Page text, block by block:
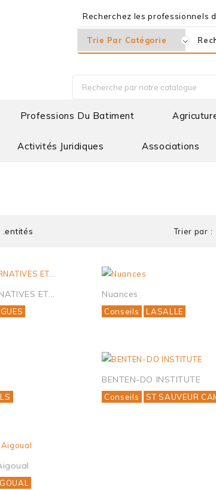
Recherchez les professionnels
Professions Du Batiment
Activités Juridiques Associations
.entités Trier par :
ET... Nuances
Conseils LASALLE
BENTEN-DO INSTITUTE
Conseils ST SAUVEUR